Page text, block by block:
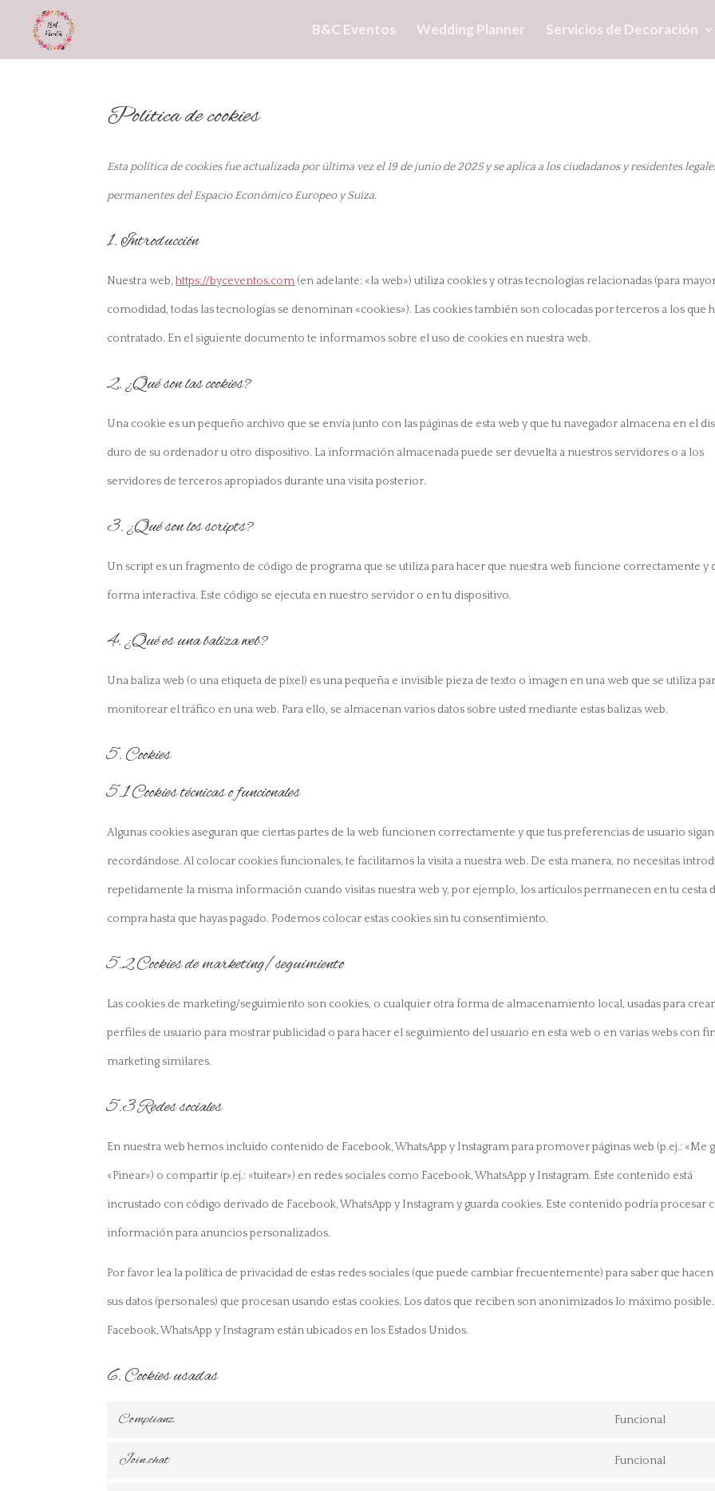
B&C Eventos Wedding Planner Servicios de Decoración
Política de cookies
Esta política de cookies fue actualizada por última vez el 19 de junio de 2025 y se aplica a los ciudadanos y residentes
permanentes del Espacio Económico Europeo y Suiza.
1. Introducción
Nuestra web,https://byceventos.com (en adelante: «la web») utiliza cookies y otras tecnologías relacionadas (para
comodidad, todas las tecnologías se denominan «cookies»). Las cookies también son colocadas por terceros a los que
contratado. En el siguiente documento te informamos sobre el uso de cookies en nuestra web.
2. ¿Qué son las cookies?
Una cookie es un pequeño archivo que se envía junto con las páginas de esta web y que tu navegador almacena en el
duro de su ordenador u otro dispositivo. La información almacenada puede ser devuelta a nuestros servidores o a los
servidores de terceros apropiados durante una visita posterior.
3. ¿Qué son los scripts?
Un script es un fragmento de código de programa que se utiliza para hacer que nuestra web funcione correctamente y
forma interactiva. Este código se ejecuta en nuestro servidor o en tu dispositivo.
4. ¿Qué es una baliza web?
Una baliza web (o una etiqueta de píxel) es una pequeña e invisible pieza de texto o imagen en una web que se utiliza
monitorear el tráfico en una web. Para ello, se almacenan varios datos sobre usted mediante estas balizas web.
5. Cookies
5.1 Cookies técnicas o funcionales
Algunas cookies aseguran que ciertas partes de la web funcionen correctamente y que tus preferencias de usuario sigan
recordándose. Al colocar cookies funcionales, te facilitamos la visita a nuestra web. De esta manera, no necesitas
repetidamente la misma información cuando visitas nuestra web y, por ejemplo, los artículos permanecen en tu cesta
compra hasta que hayas pagado. Podemos colocar estas cookies sin tu consentimiento.
5.2 Cookies de marketing/seguimiento
Las cookies de marketing/seguimiento son cookies, o cualquier otra forma de almacenamiento local, usadas para crear
perfiles de usuario para mostrar publicidad o para hacer el seguimiento del usuario en esta web o en varias webs con
marketing similares.
5.3 Redes sociales
En nuestra web hemos incluido contenido de Facebook, WhatsApp y Instagram para promover páginas web (p.ej.: «Me
«Pinear») o compartir (p.ej.: «tuitear») en redes sociales como Facebook, WhatsApp y Instagram. Este contenido está
incrustado con código derivado de Facebook, WhatsApp y Instagram y guarda cookies. Este contenido podría procesar
información para anuncios personalizados.
Por favor lea la política de privacidad de estas redes sociales (que puede cambiar frecuentemente) para saber que
sus datos (personales) que procesan usando estas cookies. Los datos que reciben son anonimizados lo máximo posible.
Facebook, WhatsApp y Instagram están ubicados en los Estados Unidos.
6. Cookies usadas
Complianz
Funcional
Join.chat
Funcional